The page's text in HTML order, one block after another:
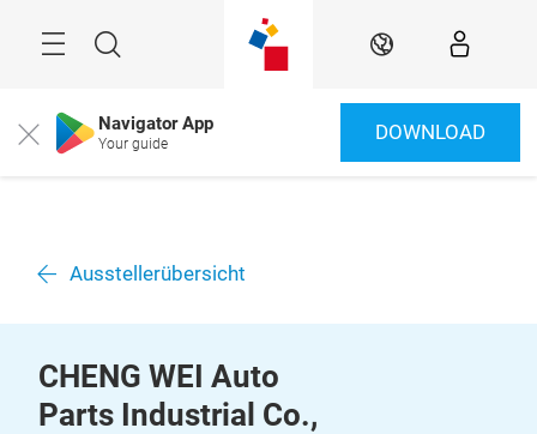
Suche DE
Close Navigator App
Your guide DOWNLOAD
Ausstellerübersicht
CHENG WEI Auto
Parts Industrial Co.,